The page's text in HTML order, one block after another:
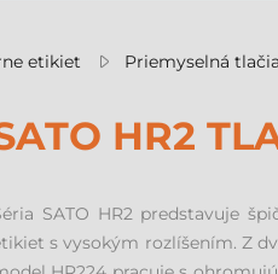
etikiet Priemyselná
HR2
SATO HR2 predstavuje
s vysokým rozlíšením. Z